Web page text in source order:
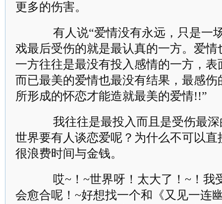
更多的伤害。
有人说“爱情没有永远，只是一
戏最后受伤的就是最认真的一方。爱
一方往往是最没有投入感情的一方，
而已最美的爱情也最没有结果，最感
所形成的怀恋才能造就最美的爱情!!”
我往往是最投入而且是受伤最深
世界要有人谈恋爱呢？为什么不可以
很浪费时间与金钱。
哎~！~世界呀！太大了！~！我
会愈合呢！~好想找一个和《又见一连